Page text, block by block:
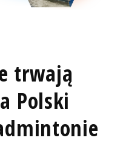
trwają
Polski